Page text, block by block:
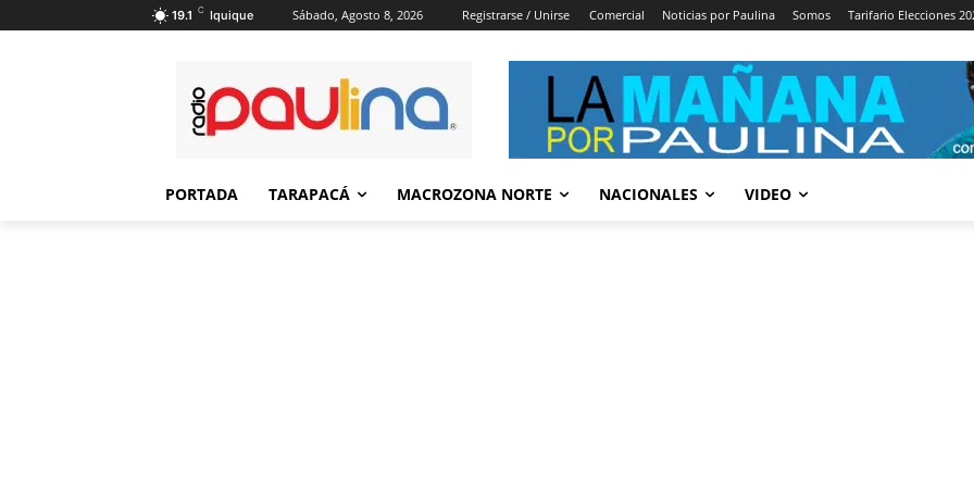
19.1 C Iquique Sábado, Agosto 8, 2026 Registrarse / Unirse Comercial Noticias por Paulina Somos Tarifario Elecciones
PORTADA TARAPACÁ MACROZONA NORTE NACIONALES VIDEO